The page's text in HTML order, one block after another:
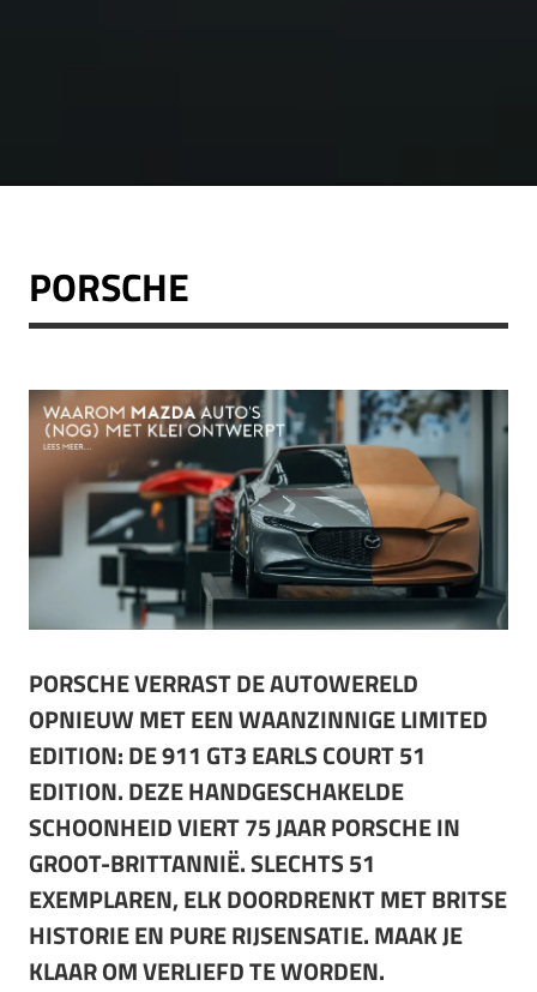
PORSCHE
PORSCHE VERRAST DE AUTOWERELD
OPNIEUW MET EEN WAANZINNIGE LIMITED
EDITION: DE 911 GT3 EARLS COURT 51
EDITION. DEZE HANDGESCHAKELDE
SCHOONHEID VIERT 75 JAAR PORSCHE IN
GROOT-BRITTANNIË. SLECHTS 51
EXEMPLAREN, ELK DOORDRENKT MET BRITSE
HISTORIE EN PURE RIJSENSATIE. MAAK JE
KLAAR OM VERLIEFD TE WORDEN.